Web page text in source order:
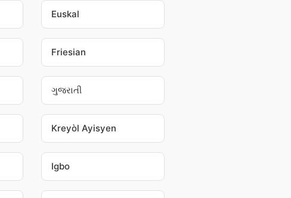
Euskal
Friesian
ગુજરાતી
Kreyòl Ayisyen
Igbo